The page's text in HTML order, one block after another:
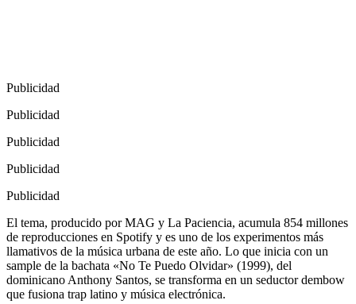
Publicidad
Publicidad
Publicidad
Publicidad
Publicidad
El tema, producido por MAG y La Paciencia, acumula 854 millones
de reproducciones en Spotify y es uno de los experimentos más
llamativos de la música urbana de este año. Lo que inicia con un
sample de la bachata «No Te Puedo Olvidar» (1999), del
dominicano Anthony Santos, se transforma en un seductor dembow
que fusiona trap latino y música electrónica.